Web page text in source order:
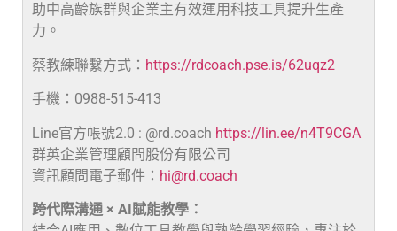
助中高齡族群與企業主有效運用科技工具提升生產
力。
蔡教練聯繫方式： https://rdcoach.pse.is/62uqz2
手機：0988-515-413
Line官方帳號2.0 : @rd.coach https://lin.ee/n4T9CGA
群英企業管理顧問股份有限公司
資訊顧問電子郵件： hi@rd.coach
跨代際溝通 × AI賦能教學：